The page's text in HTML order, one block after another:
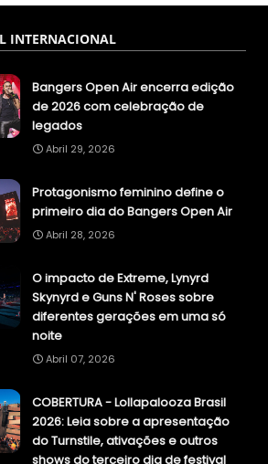
INTERNACIONAL
Bangers Open Air encerra edição
de 2026 com celebração de
legados
Abril 29, 2026
Protagonismo feminino define o
primeiro dia do Bangers Open Air
Abril 28, 2026
O impacto de Extreme, Lynyrd
Skynyrd e Guns N' Roses sobre
diferentes gerações em uma só
noite
Abril 07, 2026
COBERTURA - Lollapalooza Brasil
2026: Leia sobre a apresentação
do Turnstile, ativações e outros
shows do terceiro dia de festival